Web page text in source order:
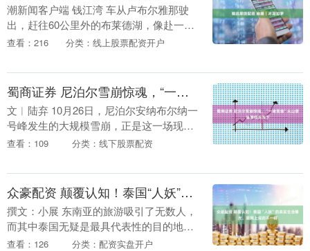
潮新闻客户端 钱江湾 车从卢布尔雅那驶
出，赶往60公里外的布莱德湖，像赴一场
郊外的一日游，我心里充满了期待。一小
层阴霾。布莱....
查看：216 分类：线上股票配资开户
蜀商证券 尼泊尔雪崩惊魂，“一堵雪墙”从山壁崩落倾泻而下
文︱陆弃 10月26日，尼泊尔安纳布尔纳一
号峰发生的大规模雪崩，正是这一场现实
的恐惧。徒步者们亲眼目睹了雪墙从山壁
止，只有刺耳....
查看：109 分类：线下股票配资
众豪配资 颠覆认知！泰国“人妖”的真实生活曝光，跟网上说的不一样
撰文：小展 东南亚的旅游吸引了无数人，
而其中泰国无疑是最具代表性的目的地之
一。这里不仅有金碧辉煌的寺庙和湛蓝的
查看：126 分类：配资实盘开户